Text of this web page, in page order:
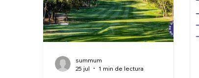
NACIONAL SUMMUM
summum
25 jul
1 min de lectura